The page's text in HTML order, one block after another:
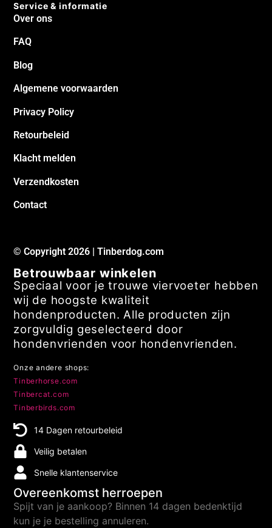
Service & informatie
Over ons
FAQ
Blog
Algemene voorwaarden
Privacy Policy
Retourbeleid
Klacht melden
Verzendkosten
Contact
© Copyright 2026 | Tinberdog.com
Betrouwbaar winkelen
Speciaal voor je trouwe viervoeter hebben
wij de hoogste kwaliteit
hondenproducten. Alle producten zijn
zorgvuldig geselecteerd door
hondenvrienden voor hondenvrienden.
Onze andere shops:
Tinberhorse.com
Tinbercat.com
Tinberbirds.com
14 Dagen retourbeleid
Veilig betalen
Snelle klantenservice
Overeenkomst herroepen
Spijt van je aankoop? Binnen 14 dagen bedenktijd
kun je je bestelling annuleren.